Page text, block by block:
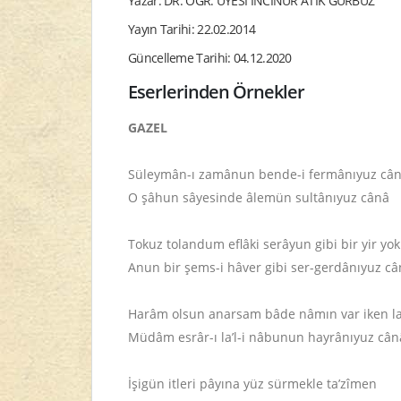
Yayın Tarihi: 22.02.2014
Güncelleme Tarihi: 04.12.2020
Eserlerinden Örnekler
GAZEL
Süleymân-ı zamânun bende-i fermânıyuz
O şâhun sâyesinde âlemün sultânıyuz cânâ
Tokuz tolandum eflâki serâyun gibi bir yir yok
Anun bir şems-i hâver gibi ser-gerdânıyuz
Harâm olsun anarsam bâde nâmın var iken
Müdâm esrâr-ı la’l-i nâbunun hayrânıyuz
İşigün itleri pâyına yüz sürmekle ta’zîmen